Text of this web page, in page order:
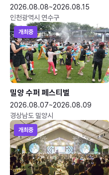
2026.08.08~2026.08.15
인천광역시 연수구
개최중
밀양 수퍼 페스티벌
2026.08.07~2026.08.09
경상남도 밀양시
개최중